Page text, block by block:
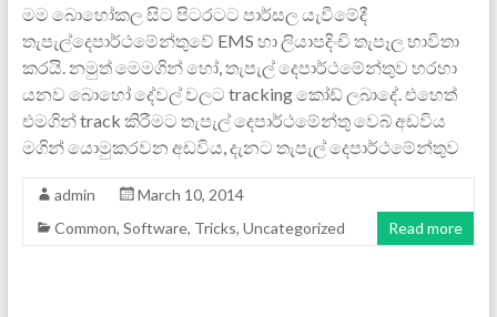
මම බොහෝකල සිට පිටරටට පාර්සල යැවීමේදී
තැපැල්දෙපාර්ථමේන්තුවේ EMS හා ලියාපදිංචි තැපෑල භාවිතා
කරයි. නමුත් මෙමගින් හෝ, තැපැල් දෙපාර්ථමේන්තුව හරහා
යනව බොහෝ දේවල් වලට tracking කෝඩ් ලබාදේ. එහෙත්
එමගින් track කිරීමට තැපැල් දෙපාර්ථමේන්තු වෙබ් අඩවිය
මගින් යොමුකරවන අඩවිය, දැනට තැපැල් දෙපාර්ථමේන්තුව
admin
March 10, 2014
Common, Software, Tricks, Uncategorized Read more